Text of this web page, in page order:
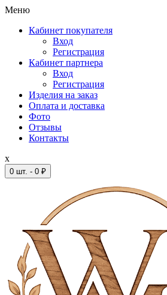
Меню
Кабинет покупателя
Вход
Регистрация
Кабинет партнера
Вход
Регистрация
Изделия на заказ
Оплата и доставка
Фото
Отзывы
Контакты
x
0 шт. - 0 ₽